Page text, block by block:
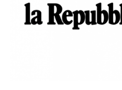
ПАРТНЕРЫ